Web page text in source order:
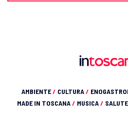
AMBIENTE/ CULTURA/
MADE IN TOSCANA/ MUSICA/ SALUTE